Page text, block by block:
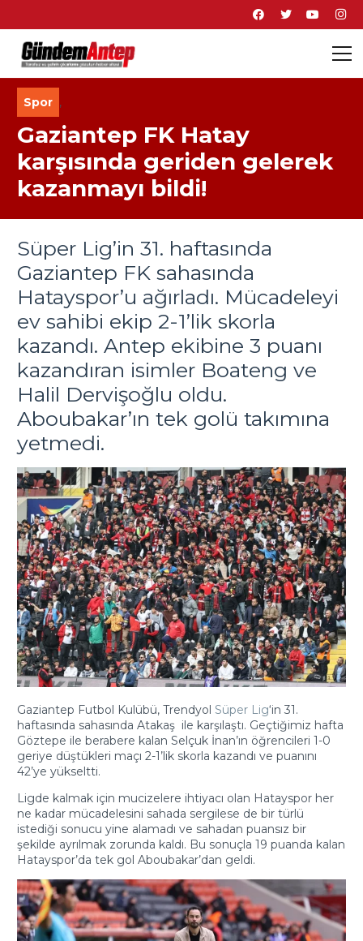
Spor ,
Gaziantep FK Hatay
karşısında geriden gelerek
kazanmayı bildi!
Süper Lig’in 31. haftasında
Gaziantep FK sahasında
Hatayspor’u ağırladı. Mücadeleyi
ev sahibi ekip 2-1’lik skorla
kazandı. Antep ekibine 3 puanı
kazandıran isimler Boateng ve
Halil Dervişoğlu oldu.
Aboubakar’ın tek golü takımına
yetmedi.
Gaziantep Futbol Kulübü, Trendyol Süper Lig‘in 31.
haftasında sahasında Atakaş ile karşılaştı. Geçtiğimiz hafta
Göztepe ile berabere kalan Selçuk İnan’ın öğrencileri 1-0
geriye düştükleri maçı 2-1’lik skorla kazandı ve puanını
42’ye yükseltti.
Ligde kalmak için mucizelere ihtiyacı olan Hatayspor her
ne kadar mücadelesini sahada sergilese de bir türlü
istediği sonucu yine alamadı ve sahadan puansız bir
şekilde ayrılmak zorunda kaldı. Bu sonuçla 19 puanda kalan
Hatayspor’da tek gol Aboubakar’dan geldi.